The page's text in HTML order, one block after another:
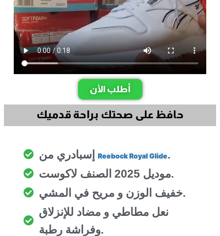
أطلب الأن
حافظ على صحتك براحة قدميك
إسبادري منReebock Royal Glide.
موديل 2025 الصنف لاكوست.
خفيف الوزن و مريح في المشي.
نعل مطاطي و مضاد للإنزلاق
وفراشة رطبة.